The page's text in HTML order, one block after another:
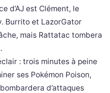
d’AJ est Clément, le
Burrito et LazorGator
mais Rattatac tombera
: trois minutes à peine
ses Pokémon Poison,
d’attaques